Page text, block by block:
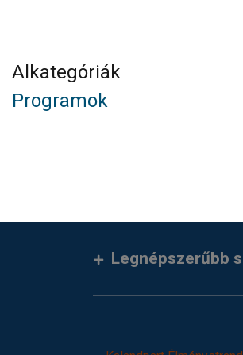
Alkategóriák
Programok
Legnépszerűbb